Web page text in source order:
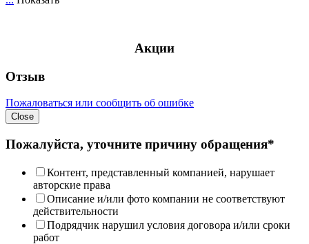
Акции
Отзыв
Пожаловаться или сообщить об ошибке
Close
Пожалуйста, уточните причину обращения*
Контент, представленный компанией, нарушает
авторские права
Описание и/или фото компании не соответствуют
действительности
Подрядчик нарушил условия договора и/или сроки
работ